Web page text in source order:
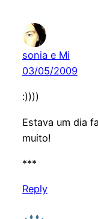
sonia e Mi
03/05/2009
:))))
Estava um dia
muito!
***
Reply